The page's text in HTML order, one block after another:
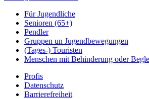
Für Jugendliche
Senioren (65+)
Pendler
Gruppen un Jugendbewegungen
(Tages-) Touristen
Menschen mit Behinderung oder
Profis
Datenschutz
Barrierefreiheit